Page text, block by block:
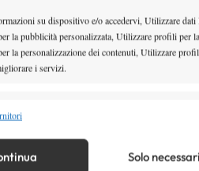
su dispositivo e/o accedervi, Utilizzare dati
la pubblicità personalizzata, Utilizzare profili per
la personalizzazione dei contenuti, Utilizzare
i servizi.
in base alle informazioni trasmesseSolo necessari
che sarebbe stata una
con Matteo, per altro così
vinto singolare e doppio, non si
in tutti i match e in finale ha
è la partita che ha giocato